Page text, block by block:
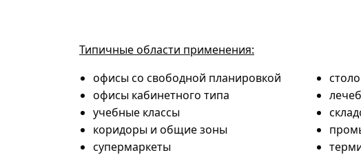
Типичные области применения:
офисы со свободной планировкой
офисы кабинетного типа
учебные классы
коридоры и общие зоны
супермаркеты